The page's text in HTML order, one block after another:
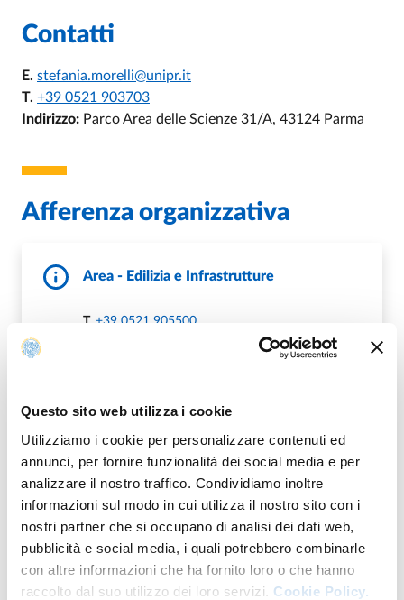
Questo sito web utilizza i cookie
Utilizziamo i cookie per personalizzare contenuti ed
annunci, per fornire funzionalità dei social media e per
analizzare il nostro traffico. Condividiamo inoltre
informazioni sul modo in cui utilizza il nostro sito con i
nostri partner che si occupano di analisi dei dati web,
pubblicità e social media, i quali potrebbero combinarle
con altre informazioni che ha fornito loro o che hanno
raccolto dal suo utilizzo dei loro servizi. Cookie Policy.
Contatti
E. stefania.morelli@unipr.it
T. +39 0521 903703
Indirizzo: Parco Area delle Scienze 31/A, 43124 Parma
Afferenza organizzativa
Area - Edilizia e Infrastrutture
T. +39 0521 905500
Altro personale della struttura a questo
indirizzo
Personale tecnico amministrativo